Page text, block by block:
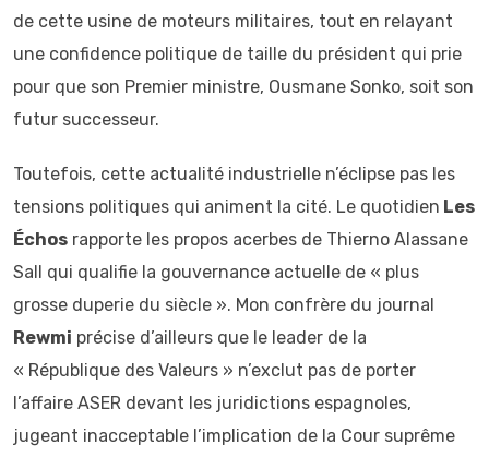
de cette usine de moteurs militaires, tout en relayant
une confidence politique de taille du président qui prie
pour que son Premier ministre, Ousmane Sonko, soit son
futur successeur.
Toutefois, cette actualité industrielle n’éclipse pas les
tensions politiques qui animent la cité. Le quotidien Les
Échos rapporte les propos acerbes de Thierno Alassane
Sall qui qualifie la gouvernance actuelle de « plus
grosse duperie du siècle ». Mon confrère du journal
Rewmi précise d’ailleurs que le leader de la
« République des Valeurs » n’exclut pas de porter
l’affaire ASER devant les juridictions espagnoles,
jugeant inacceptable l’implication de la Cour suprême